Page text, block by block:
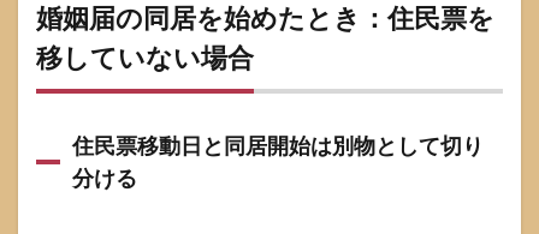
同居
を始
めた
とき
よく
ある
質問
婚姻届の同居を始めたとき：住民票を
移していない場合
住民票移動日と同居開始は別物として切り
分ける